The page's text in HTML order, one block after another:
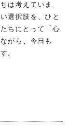
は考えていま
選択肢を、ひと
ちにとって「心
がら、今日も
。